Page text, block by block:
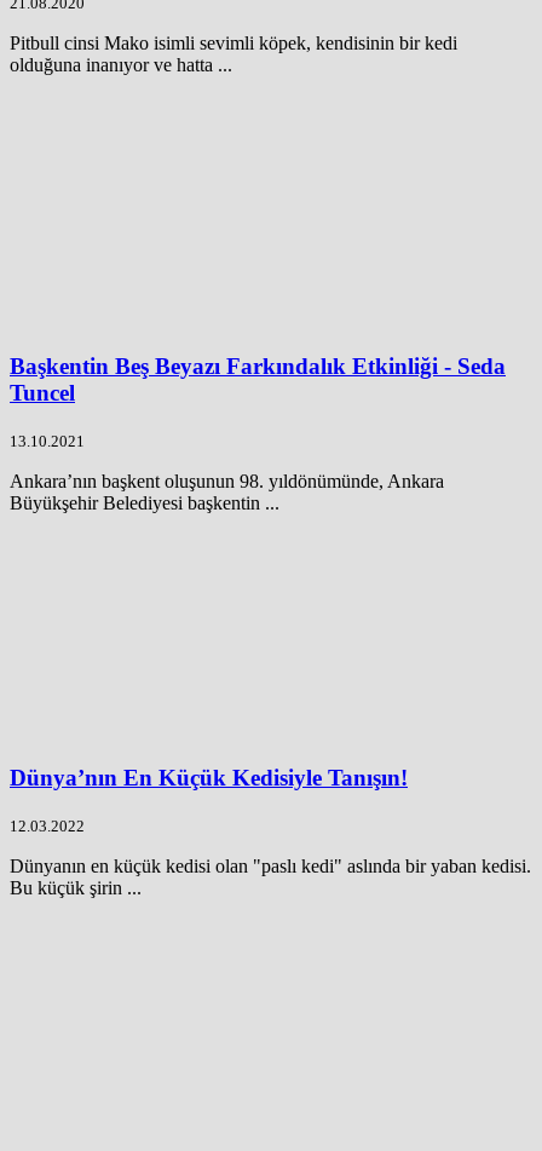
Pitbull cinsi Mako isimli sevimli köpek, kendisinin bir kedi
olduğuna inanıyor ve hatta ...
Başkentin Beş Beyazı Farkındalık Etkinliği - Seda
Tuncel
13.10.2021
Ankara’nın başkent oluşunun 98. yıldönümünde, Ankara
Büyükşehir Belediyesi başkentin ...
Dünya’nın En Küçük Kedisiyle Tanışın!
12.03.2022
Dünyanın en küçük kedisi olan "paslı kedi" aslında bir yaban kedisi.
Bu küçük şirin ...